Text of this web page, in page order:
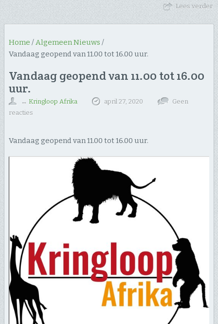
Lees verder
Home /Algemeen Nieuws /
Vandaag geopend van 11.00 tot 16.00 uur.
Vandaag geopend van 11.00 tot 16.00
uur.
↔ Kringloop Afrika april 27, 2020
Geen
reacties
Vandaag geopend van 11.00 tot 16.00 uur.